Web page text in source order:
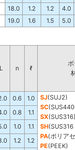
18.0 1.2 1.2
4.0
19.0 1.6 1.5 5.0
L n ℓ
0.6 1.0 SJ(SUJ2)
SC
SX
SH
PA(ポリア
PE(PEEK)
0.8
1.1
1.0
1.1
1.2
1.2